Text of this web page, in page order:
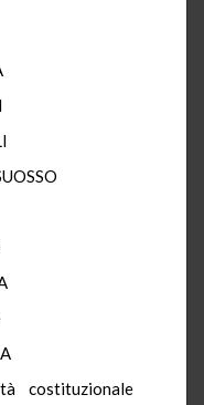
costituzionale